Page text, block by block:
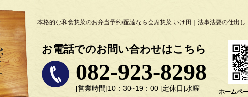
本格的な和食惣菜のお弁当予約/配達なら会席惣菜 いけ田｜法事法要の仕出
お電話でのお問い合わせはこちら
082-923-8298
[営業時間]10：30~19：00 [定休日]水曜 ホームペ